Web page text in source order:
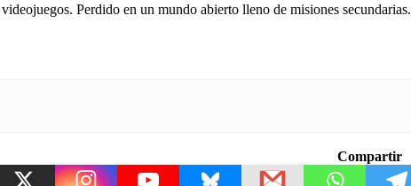
Perdido en un mundo abierto lleno de misiones secundarias.
Compartir